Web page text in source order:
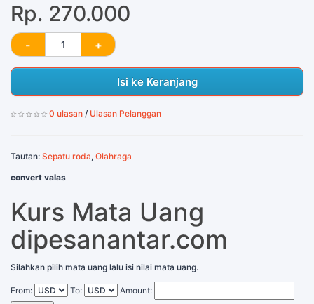
Rp. 270.000
Isi ke Keranjang
0 ulasan / Ulasan Pelanggan
Tautan: Sepatu roda, Olahraga
convert valas
Kurs Mata Uang
dipesanantar.com
Silahkan pilih mata uang lalu isi nilai mata uang.
From: To:
Amount: